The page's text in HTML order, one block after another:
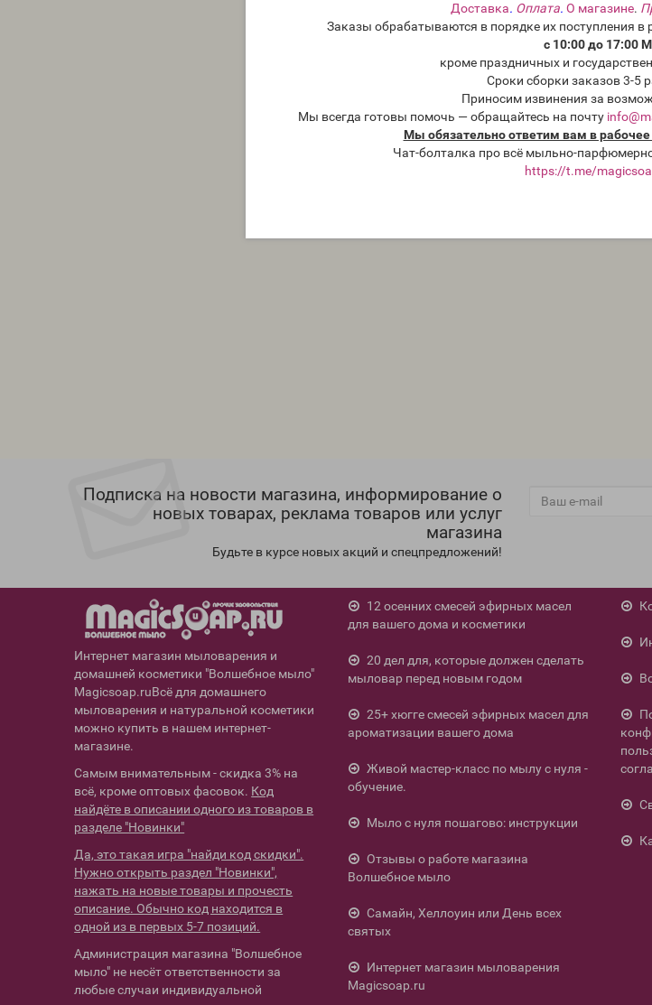
Доставка. Оплата. О магазине.
Заказы обрабатываются в порядке их поступления в
с 10:00 до 17:00
кроме праздничных и
Сроки сборки заказов 3-5
Приносим извинения за
Мы всегда готовы помочь — обращайтесь на почту
Мы обязательно ответим вам в
Чат-болталка про всё мыльно-
https://t.me/
Подписка на новости магазина, информирование о
новых товарах, реклама товаров или услуг
магазина
Будьте в курсе новых акций и спецпредложений!
Интернет магазин мыловарения и
домашней косметики "Волшебное мыло"
Magicsoap.ruВсё для домашнего
мыловарения и натуральной косметики
можно купить в нашем интернет-
магазине.
Самым внимательным - скидка 3% на
всё, кроме оптовых фасовок. Код
найдёте в описании одного из товаров в
разделе "Новинки"
Да, это такая игра "найди код скидки".
Нужно открыть раздел "Новинки",
нажать на новые товары и прочесть
описание. Обычно код находится в
одной из в первых 5-7 позиций.
Администрация магазина "Волшебное
мыло" не несёт ответственности за
любые случаи индивидуальной
12 осенних смесей эфирных масел
для вашего дома и косметики
20 дел для, которые должен сделать
мыловар перед новым годом
25+ хюгге смесей эфирных масел для
ароматизации вашего дома
Живой мастер-класс по мылу с нуля -
обучение.
Мыло с нуля пошагово: инструкции
Отзывы о работе магазина
Волшебное мыло
Самайн, Хеллоуин или День всех
святых
Интернет магазин мыловарения
Magicsoap.ru